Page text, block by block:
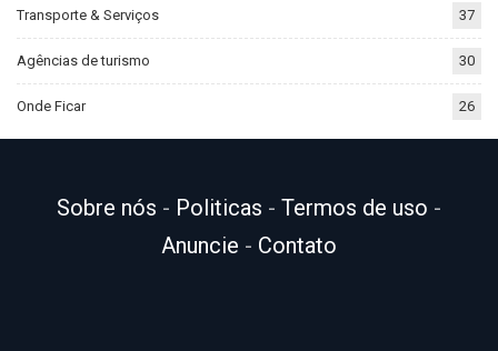
Transporte & Serviços 37
Agências de turismo 30
Onde Ficar 26
Sobre nós - Politicas - Termos de uso -
Anuncie - Contato